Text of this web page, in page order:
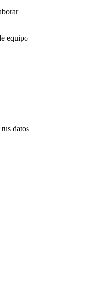
equipo
datos